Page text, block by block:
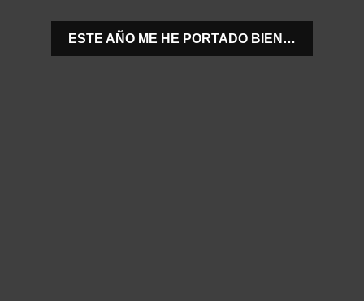
ESTE AÑO ME HE PORTADO BIEN…